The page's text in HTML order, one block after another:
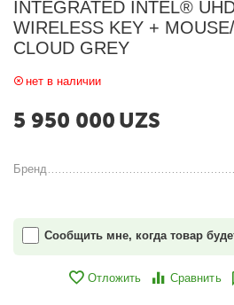
INTEGRATED INTEL®
WIRELESS KEY +
CLOUD GREY
нет в наличии
5 950 000 UZS
Бренд
Сообщить мне, когда товар
Отложить Сравнить